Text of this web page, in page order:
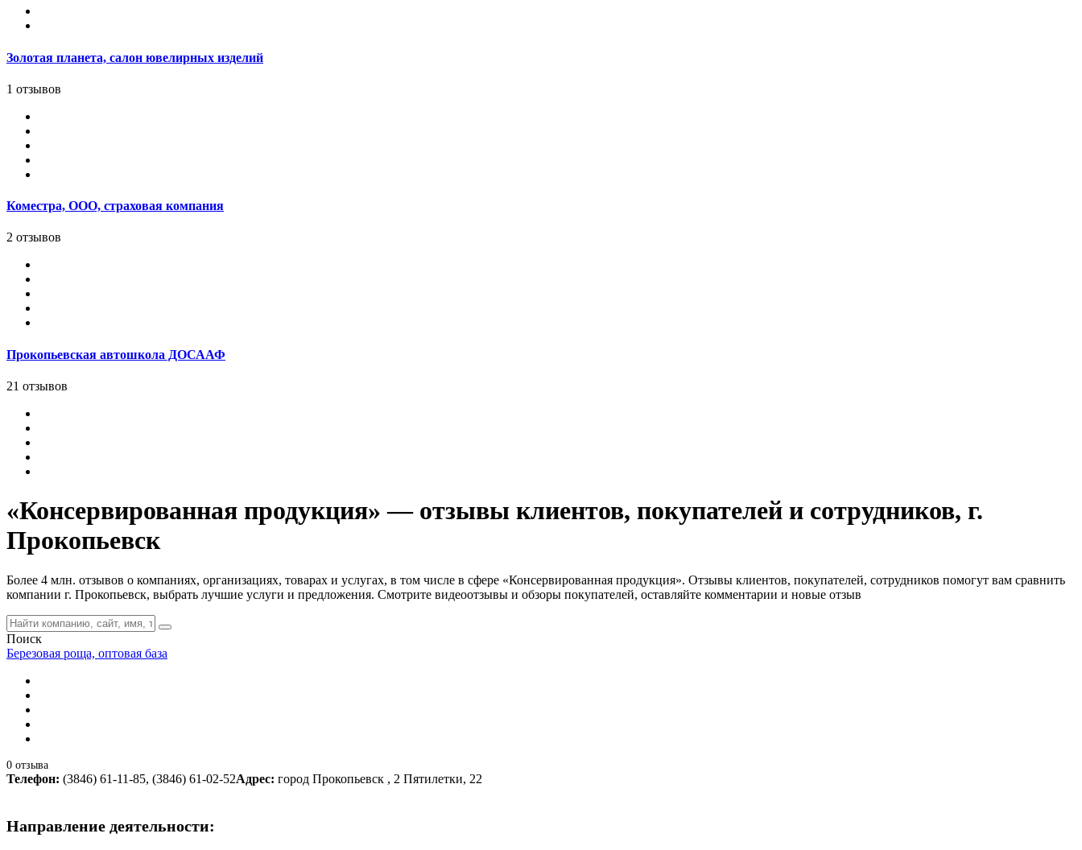
Золотая планета, салон ювелирных изделий
1 отзывов
Коместра, ООО, страховая компания
2 отзывов
Прокопьевская автошкола ДОСААФ
21 отзывов
«Консервированная продукция» — отзывы клиентов, покупателей и сотрудников, г.
Прокопьевск
Более 4 млн. отзывов о компаниях, организациях, товарах и услугах, в том числе в сфере «Консервированная продукция». Отзывы клиентов, покупателей, сотрудников помогут вам сравнить
компании г. Прокопьевск, выбрать лучшие услуги и предложения. Смотрите видеоотзывы и обзоры покупателей, оставляйте комментарии и новые отзыв
Поиск
Березовая роща, оптовая база
0 отзыва
Телефон: (3846) 61-11-85, (3846) 61-02-52Адрес: город Прокопьевск , 2 Пятилетки, 22
Направление деятельности: